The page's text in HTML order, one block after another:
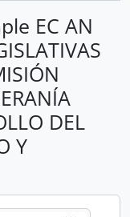
EC AN
DEL
Y